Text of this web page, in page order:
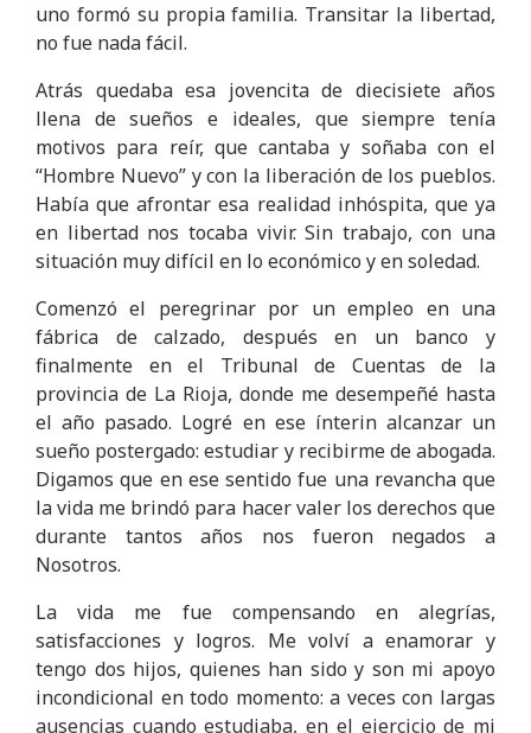
uno formó su propia familia. Transitar la libertad,
no fue nada fácil.
Atrás quedaba esa jovencita de diecisiete años
llena de sueños e ideales, que siempre tenía
motivos para reír, que cantaba y soñaba con el
“Hombre Nuevo” y con la liberación de los pueblos.
Había que afrontar esa realidad inhóspita, que ya
en libertad nos tocaba vivir. Sin trabajo, con una
situación muy difícil en lo económico y en soledad.
Comenzó el peregrinar por un empleo en una
fábrica de calzado, después en un banco y
finalmente en el Tribunal de Cuentas de la
provincia de La Rioja, donde me desempeñé hasta
el año pasado. Logré en ese ínterin alcanzar un
sueño postergado: estudiar y recibirme de abogada.
Digamos que en ese sentido fue una revancha que
la vida me brindó para hacer valer los derechos que
durante tantos años nos fueron negados a
Nosotros.
La vida me fue compensando en alegrías,
satisfacciones y logros. Me volví a enamorar y
tengo dos hijos, quienes han sido y son mi apoyo
incondicional en todo momento: a veces con largas
ausencias cuando estudiaba, en el ejercicio de mi